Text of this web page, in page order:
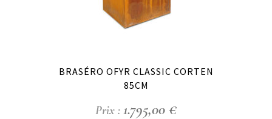
BRASÉRO OFYR CLASSIC CORTEN
85CM
1.795,00 €